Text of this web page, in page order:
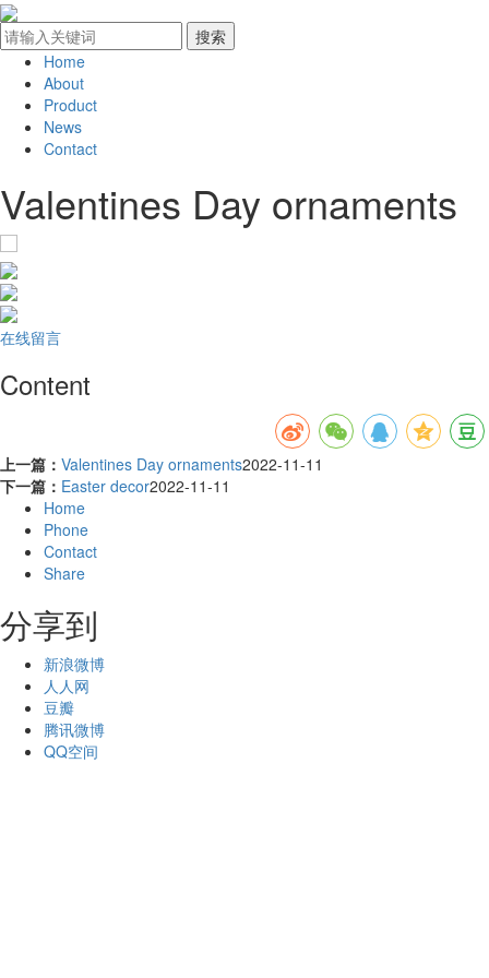
Home
About
Product
News
Contact
Valentines Day ornaments
在线留言
Content
上一篇： Valentines Day ornaments2022-11-11
下一篇： Easter decor2022-11-11
Home
Phone
Contact
Share
分享到
新浪微博
人人网
豆瓣
腾讯微博
QQ空间